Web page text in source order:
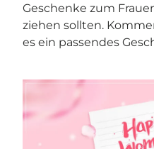
Geschenke zum
ziehen sollten.
es ein passendes